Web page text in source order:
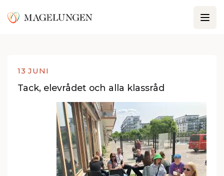
13 JUNI
Tack, elevrådet och alla klassråd